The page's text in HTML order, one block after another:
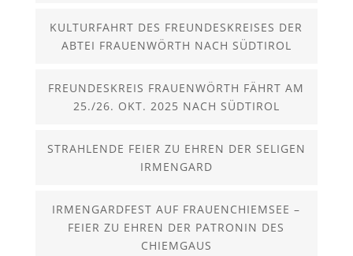
KULTURFAHRT DES FREUNDESKREISES DER
ABTEI FRAUENWÖRTH NACH SÜDTIROL
FREUNDESKREIS FRAUENWÖRTH FÄHRT AM
25./26. OKT. 2025 NACH SÜDTIROL
STRAHLENDE FEIER ZU EHREN DER SELIGEN
IRMENGARD
IRMENGARDFEST AUF FRAUENCHIEMSEE –
FEIER ZU EHREN DER PATRONIN DES
CHIEMGAUS